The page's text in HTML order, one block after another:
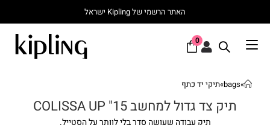
האתר הרשמי של Kipling ישראל
0
»
bags
»תיקי יד כתף
תיק צד גדול למחשב 15" COLISSA UP
תיק עבודה שעושה סדר בלי לוותר על הסטייל.